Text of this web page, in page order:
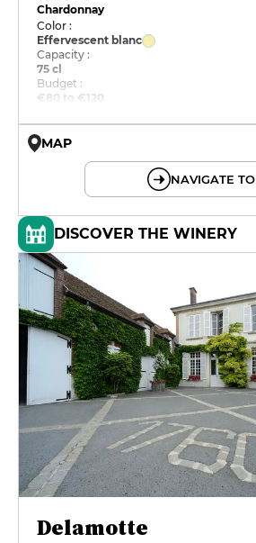
Chardonnay
Color :
Effervescent blanc
Capacity :
75 cl
Budget :
€80 to €120
MAP
NAVIGATE TO
DISCOVER THE WINERY
Delamotte